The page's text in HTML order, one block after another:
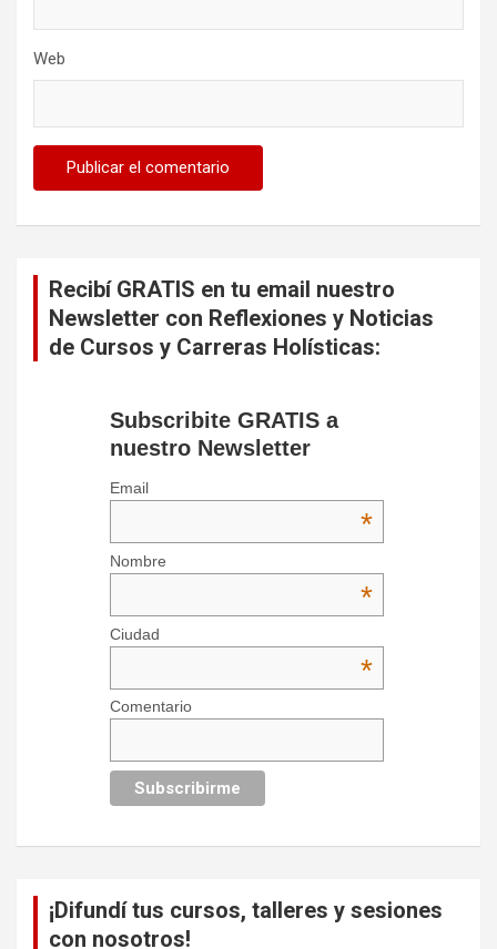
Web
Recibí GRATIS en tu email nuestro
Newsletter con Reflexiones y Noticias
de Cursos y Carreras Holísticas:
Subscribite GRATIS a
nuestro Newsletter
Email
*
Nombre
*
Ciudad
*
Comentario
¡Difundí tus cursos, talleres y sesiones
con nosotros!